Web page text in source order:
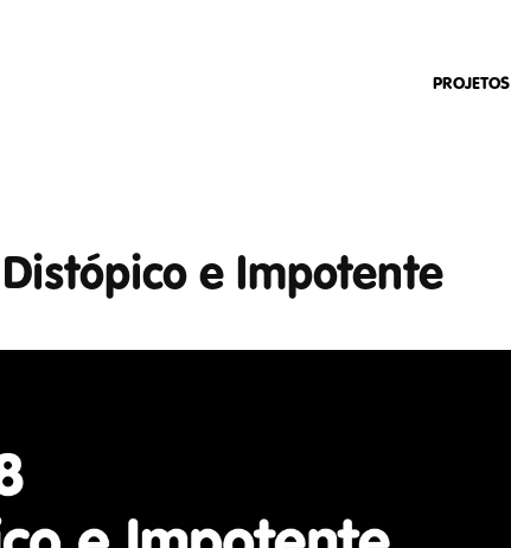
PROJETOS
e Impotente